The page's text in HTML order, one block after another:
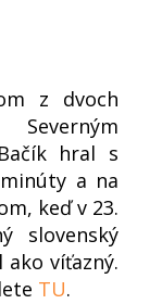
z dvoch
hral s
a na
keď v 23.
slovenský
víťazný.
TU.